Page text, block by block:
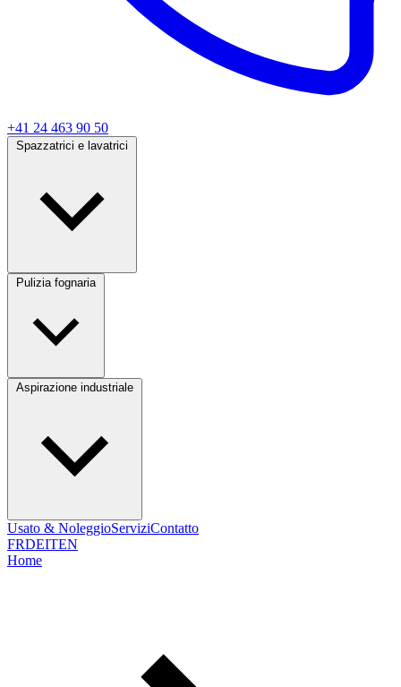
+41 24 463 90 50
Pulizia fognaria
Usato & NoleggioServiziContatto
FRDEITEN
Home